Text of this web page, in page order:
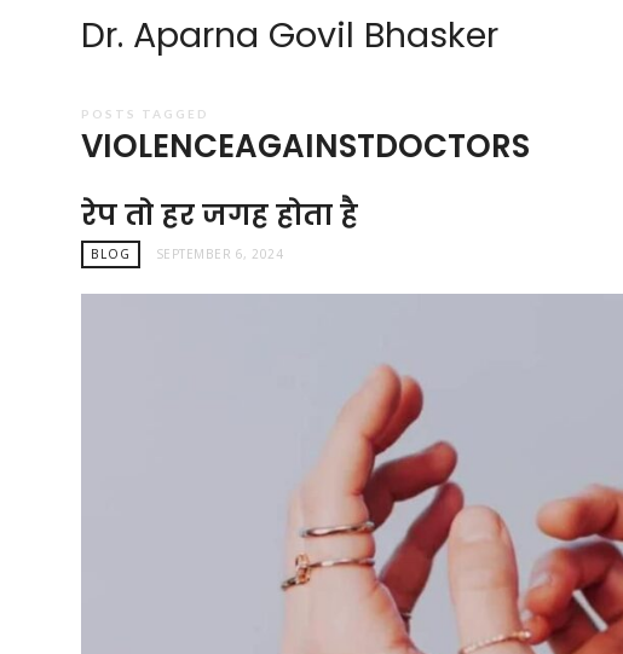
Dr. Aparna Govil Bhasker
POSTS TAGGED
VIOLENCEAGAINSTDOCTORS
रेप तो हर जगह होता है
BLOG SEPTEMBER 6, 2024